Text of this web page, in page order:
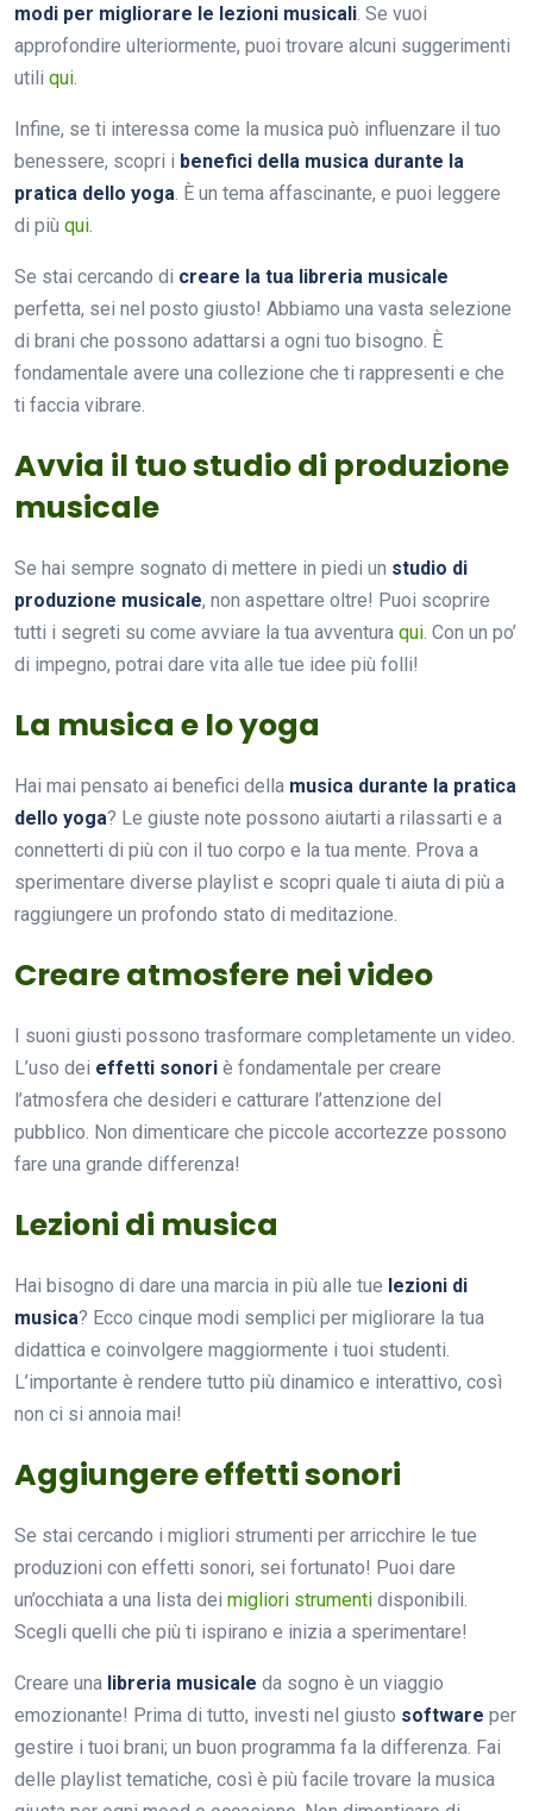
modi per migliorare le lezioni musicali. Se vuoi
approfondire ulteriormente, puoi trovare alcuni suggerimenti
utili qui.
Infine, se ti interessa come la musica può influenzare il tuo
benessere, scopri i benefici della musica durante la
pratica dello yoga. È un tema affascinante, e puoi leggere
di più qui.
Se stai cercando di creare la tua libreria musicale
perfetta, sei nel posto giusto! Abbiamo una vasta selezione
di brani che possono adattarsi a ogni tuo bisogno. È
fondamentale avere una collezione che ti rappresenti e che
ti faccia vibrare.
Avvia il tuo studio di produzione
musicale
Se hai sempre sognato di mettere in piedi un studio di
produzione musicale, non aspettare oltre! Puoi scoprire
tutti i segreti su come avviare la tua avventura qui. Con un po’
di impegno, potrai dare vita alle tue idee più folli!
La musica e lo yoga
Hai mai pensato ai benefici della musica durante la pratica
dello yoga? Le giuste note possono aiutarti a rilassarti e a
connetterti di più con il tuo corpo e la tua mente. Prova a
sperimentare diverse playlist e scopri quale ti aiuta di più a
raggiungere un profondo stato di meditazione.
Creare atmosfere nei video
I suoni giusti possono trasformare completamente un video.
L’uso dei effetti sonori è fondamentale per creare
l’atmosfera che desideri e catturare l’attenzione del
pubblico. Non dimenticare che piccole accortezze possono
fare una grande differenza!
Lezioni di musica
Hai bisogno di dare una marcia in più alle tue lezioni di
musica? Ecco cinque modi semplici per migliorare la tua
didattica e coinvolgere maggiormente i tuoi studenti.
L’importante è rendere tutto più dinamico e interattivo, così
non ci si annoia mai!
Aggiungere effetti sonori
Se stai cercando i migliori strumenti per arricchire le tue
produzioni con effetti sonori, sei fortunato! Puoi dare
un’occhiata a una lista dei migliori strumenti disponibili.
Scegli quelli che più ti ispirano e inizia a sperimentare!
Creare una libreria musicale da sogno è un viaggio
emozionante! Prima di tutto, investi nel giusto software per
gestire i tuoi brani; un buon programma fa la differenza. Fai
delle playlist tematiche, così è più facile trovare la musica